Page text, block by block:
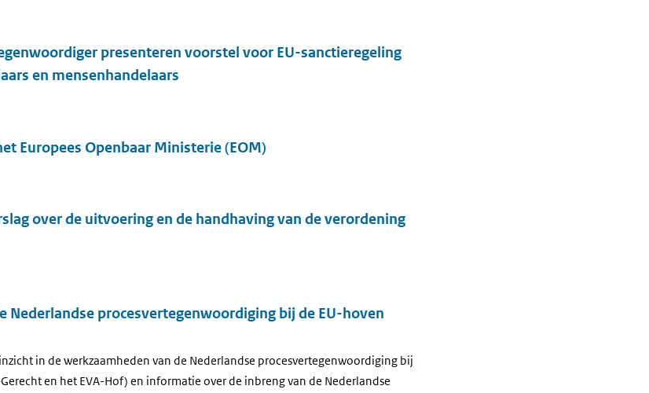
presenteren voorstel voor EU-sanctieregeling
en mensenhandelaars
Europees Openbaar Ministerie (EOM)
over de uitvoering en de handhaving van de verordening
Nederlandse procesvertegenwoordiging bij de EU-hoven
in de werkzaamheden van de Nederlandse procesvertegenwoordiging bij
en het EVA-Hof) en informatie over de inbreng van de Nederlandse